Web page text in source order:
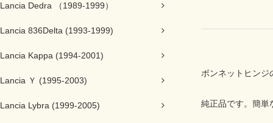
Lancia Dedra （1989-1999）
Lancia 836Delta (1993-1999)
Lancia Kappa (1994-2001)
Lancia Ｙ (1995-2003)
Lancia Lybra (1999-2005)
ボンネットヒンジ
純正品です。簡単